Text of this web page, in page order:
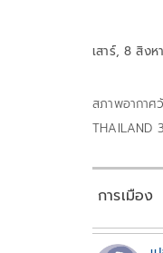
เสาร์, 8 สิง
สภาพอากาศ
THAILAND
การเมือง